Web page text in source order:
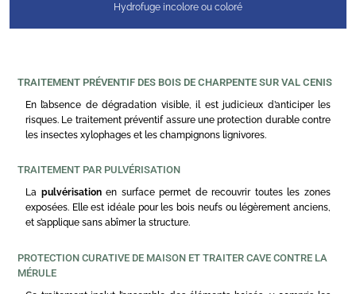
Hydrofuge incolore ou coloré
TRAITEMENT PRÉVENTIF DES BOIS DE CHARPENTE SUR VAL CENIS
En l’absence de dégradation visible, il est judicieux d’anticiper les
risques. Le traitement préventif assure une protection durable contre
les insectes xylophages et les champignons lignivores.
TRAITEMENT PAR PULVÉRISATION
La pulvérisationen surface permet de recouvrir toutes les zones
exposées. Elle est idéale pour les bois neufs ou légèrement anciens,
et s’applique sans abîmer la structure.
PROTECTION CURATIVE DE MAISON ET TRAITER CAVE CONTRE LA
MÉRULE